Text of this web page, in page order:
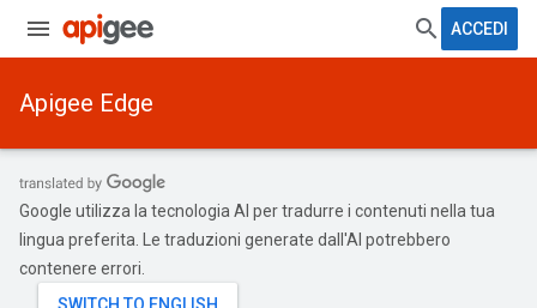
ACCEDI
Apigee Edge
Google utilizza la tecnologia AI per tradurre i contenuti nella tua
lingua preferita. Le traduzioni generate dall'AI potrebbero
contenere errori.